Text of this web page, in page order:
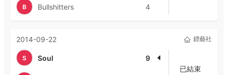
B Bullshitters 4
2014-09-22 鏢藝社
S Soul 9
已結束